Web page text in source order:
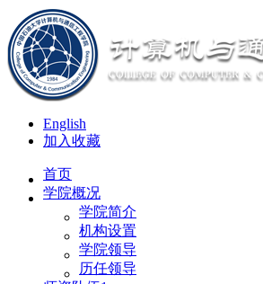
English
加入收藏
首页
学院概况
学院简介
机构设置
学院领导
历任领导